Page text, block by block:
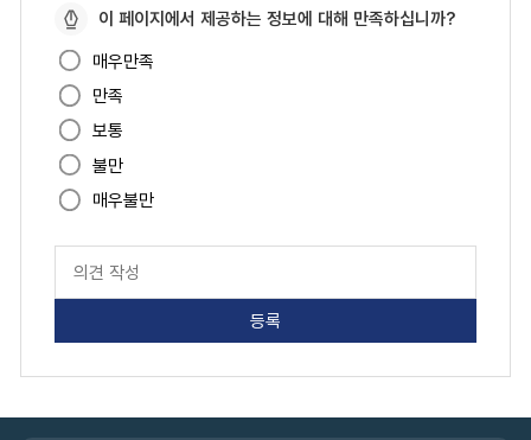
페
이
지
만
족
도
이 페이지에서 제공하는 정보에 대해 만족하십니까?
매우만족
만족
보통
불만
매우불만
지
족
가